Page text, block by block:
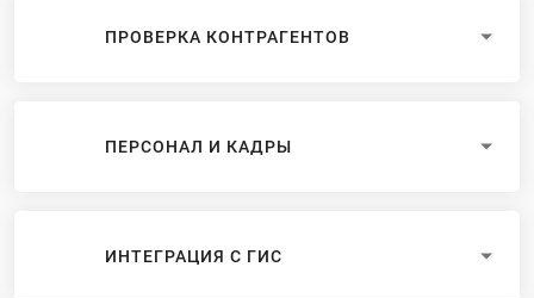
ПРОВЕРКА КОНТРАГЕНТОВ
ПЕРСОНАЛ И КАДРЫ
ИНТЕГРАЦИЯ С ГИС